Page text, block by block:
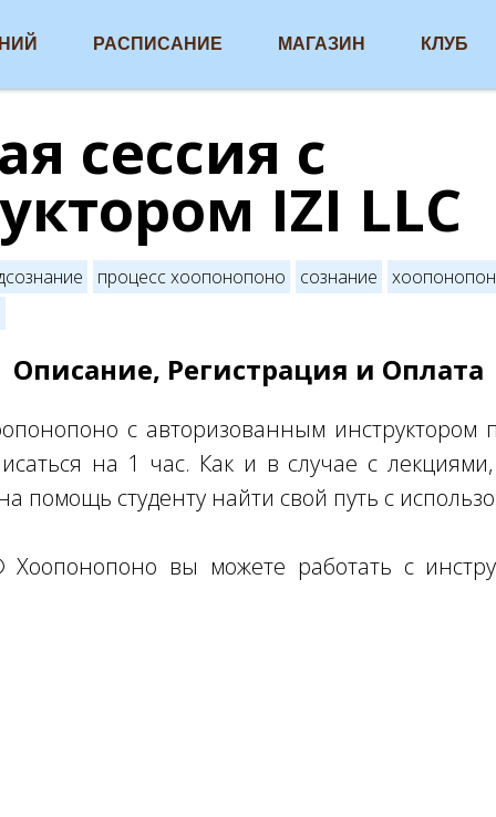
РАСПИСАНИЕ МАГАЗИН КЛУБ
сессия с
IZI LLC
процесс хоопонопоно сознание
Описание, Регистрация и Оплата
с авторизованным
на 1 час. Как и в случае с
помощь студенту найти свой путь с
Хоопонопоно вы можете работать с